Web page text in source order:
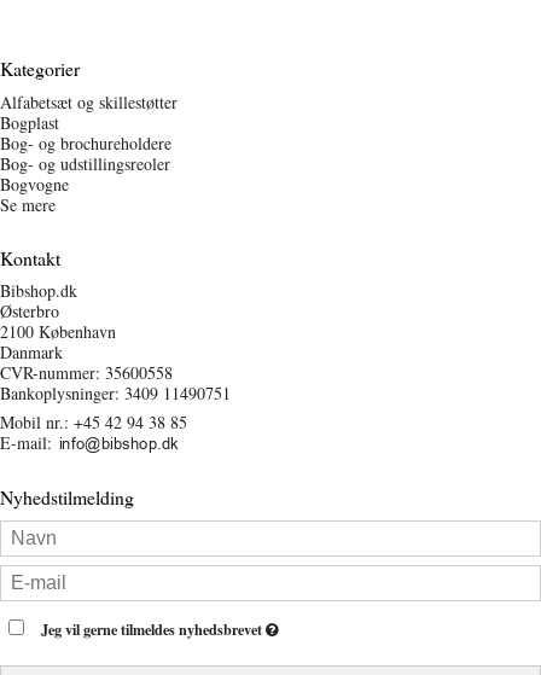
Kategorier
Alfabetsæt og skillestøtter
Bogplast
Bog- og brochureholdere
Bog- og udstillingsreoler
Bogvogne
Se mere
Kontakt
Bibshop.dk
Østerbro
2100 København
Danmark
CVR-nummer: 35600558
Bankoplysninger: 3409 11490751
Mobil nr.: +45 42 94 38 85
E-mail:
Nyhedstilmelding
Jeg vil gerne tilmeldes nyhedsbrevet